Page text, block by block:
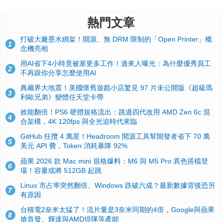
熱門文章
1
打破大廠墨水綁架！開源、無 DRM 限制的「Open Printer」概
念機亮相
2
用AI省下4小時竟被塞更多工作！過來人曝光：為什麼優秀員工
不再跟你分享怎麼使用AI
3
典藏界大地震！美國懷舊遊戲小店驚見 97 片未公開版《超級瑪
利歐兄弟》變體任天堂卡帶
4
效能翻倍！PS6 硬體規格流出：跳過四代改用 AMD Zen 6c 混
合架構，4K 120fps 與全光追時代來臨
5
GitHub 狂攬 4 萬星！Headroom 開源工具幫開發者省下 70 萬
美元 API 費，Token 消耗暴降 92%
6
蘋果 2026 款 Mac mini 規格爆料：M6 與 M5 Pro 異色搭檔登
場！容量或將 512GB 起跳
7
Linux 市占率突然翻倍、Windows 跌破六成？最新數據背後恐另
有原因
8
台積電2奈米太猛了！流片量是3奈米同期的4倍，Google與蘋果
搶首發、輝達與AMD排隊等產能